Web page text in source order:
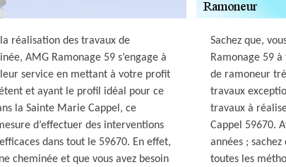
réalisation des travaux de
AMG Ramonage 59 s’engage à
service en mettant à votre profit
et ayant le profil idéal pour ce
la Sainte Marie Cappel, ce
d’effectuer des interventions
dans tout le 59670. En effet,
cheminée et que vous avez besoin
Sachez que,
Ramonage 59 à
de ramoneur
travaux
travaux à
Cappel 59670.
années ;
toutes les